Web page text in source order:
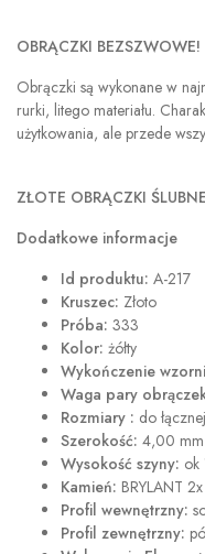
OBRĄCZKI
Obrączki są wykonane w
rurki, litego materiału.
użytkowania, ale przede
ZŁOTE OBRĄCZKI
Dodatkowe informacje
Id produktu: A-217
Kruszec: Złoto
Próba: 333
Kolor: żółty
Wykończenie
Waga pary
Rozmiary : do
Szerokość: 4,00 mm
Wysokość szyny: ok
Kamień: BRYLANT
Profil wewnętrzny:
Profil zewnętrzny: